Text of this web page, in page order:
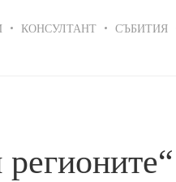
КОНСУЛТАНТ СЪБИТИЯ